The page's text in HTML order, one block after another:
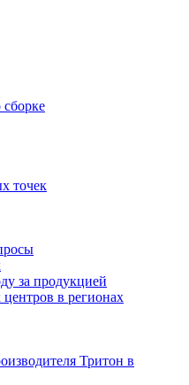
точек
за продукцией
в регионах
Тритон в